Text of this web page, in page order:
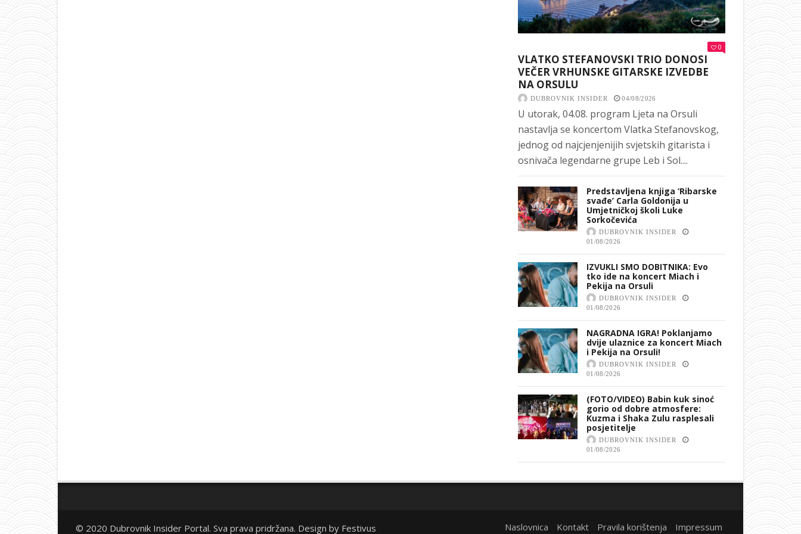
0
VLATKO STEFANOVSKI TRIO DONOSI
VEČER VRHUNSKE GITARSKE IZVEDBE
NA ORSULU
DUBROVNIK INSIDER 04/08/2026
U utorak, 04.08. program Ljeta na Orsuli
nastavlja se koncertom Vlatka Stefanovskog,
jednog od najcjenjenijih svjetskih gitarista i
osnivača legendarne grupe Leb i Sol....
Predstavljena knjiga ‘Ribarske
svađe’ Carla Goldonija u
Umjetničkoj školi Luke
Sorkočevića
DUBROVNIK INSIDER
01/08/2026
IZVUKLI SMO DOBITNIKA: Evo
tko ide na koncert Miach i
Pekija na Orsuli
DUBROVNIK INSIDER
01/08/2026
NAGRADNA IGRA! Poklanjamo
dvije ulaznice za koncert Miach
i Pekija na Orsuli!
DUBROVNIK INSIDER
01/08/2026
(FOTO/VIDEO) Babin kuk sinoć
gorio od dobre atmosfere:
Kuzma i Shaka Zulu rasplesali
posjetitelje
DUBROVNIK INSIDER
01/08/2026
© 2020 Dubrovnik Insider Portal. Sva prava pridržana. Design by Festivus Naslovnica Kontakt Pravila korištenja Impressum